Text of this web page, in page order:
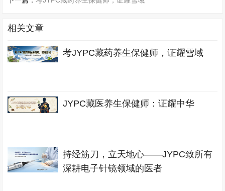
相关文章
考JYPC藏药养生保健师，证耀雪域
JYPC藏医养生保健师：证耀中华
持经筋刀，立天地心——JYPC致所有
深耕电子针镜领域的医者